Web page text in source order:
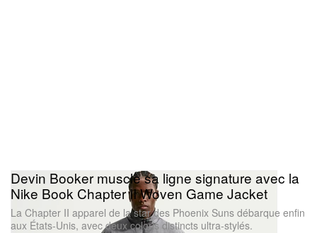
Devin Booker muscle sa ligne signature avec la
Nike Book Chapter II Woven Game Jacket
La Chapter II apparel de la star des Phoenix Suns débarque enfin
aux États‑Unis, avec deux coloris distincts ultra‑stylés.